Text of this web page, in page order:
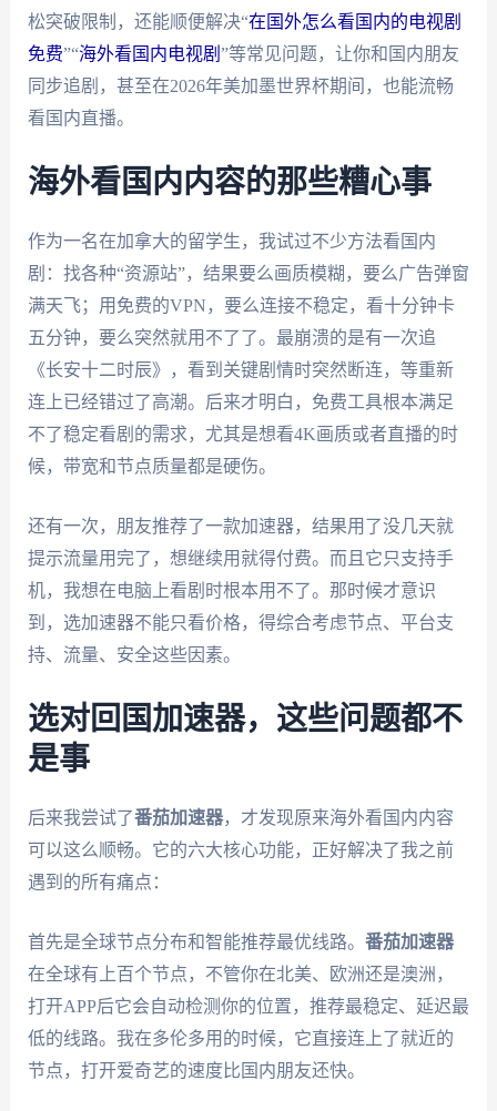
松突破限制，还能顺便解决“在国外怎么看国内的电视剧
免费”“海外看国内电视剧 ”等常见问题，让你和国内朋友
同步追剧，甚至在2026年美加墨世界杯期间，也能流畅
看国内直播。
海外看国内内容的那些糟心事
作为一名在加拿大的留学生，我试过不少方法看国内
剧：找各种“资源站”，结果要么画质模糊，要么广告弹窗
满天飞；用免费的VPN，要么连接不稳定，看十分钟卡
五分钟，要么突然就用不了了。最崩溃的是有一次追
《长安十二时辰》，看到关键剧情时突然断连，等重新
连上已经错过了高潮。后来才明白，免费工具根本满足
不了稳定看剧的需求，尤其是想看4K画质或者直播的时
候，带宽和节点质量都是硬伤。
还有一次，朋友推荐了一款加速器，结果用了没几天就
提示流量用完了，想继续用就得付费。而且它只支持手
机，我想在电脑上看剧时根本用不了。那时候才意识
到，选加速器不能只看价格，得综合考虑节点、平台支
持、流量、安全这些因素。
选对回国加速器，这些问题都不
是事
后来我尝试了番茄加速器，才发现原来海外看国内内容
可以这么顺畅。它的六大核心功能，正好解决了我之前
遇到的所有痛点：
首先是全球节点分布和智能推荐最优线路。 番茄加速器
在全球有上百个节点，不管你在北美、欧洲还是澳洲，
打开APP后它会自动检测你的位置，推荐最稳定、延迟最
低的线路。我在多伦多用的时候，它直接连上了就近的
节点，打开爱奇艺的速度比国内朋友还快。